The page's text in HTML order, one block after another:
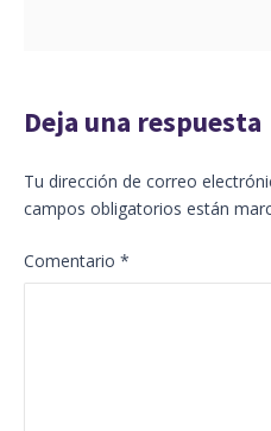
Deja una respuesta
Tu dirección de correo
campos obligatorios están
Comentario *